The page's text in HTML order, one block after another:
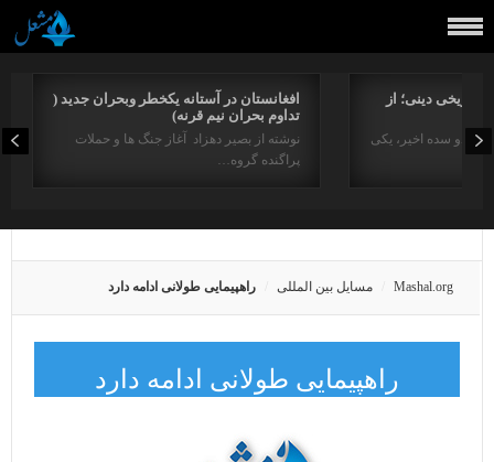
افغانستان در آستانه یکخطر وبحران جدید (
تداوم بحران نیم قرنه)
نوشته از بصیر دهزاد آغاز جنگ ها و حملات
پراگنده گروه…
دینی؛ از
در دو سده اخیر، یکی
Mashal.org مسایل بین المللی راهپیمایی طولانی ادامه دارد
راهپیمایی طولانی ادامه دارد